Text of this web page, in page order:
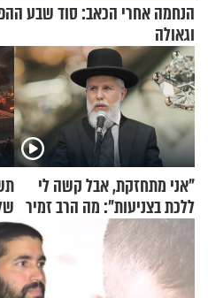
הנחמה אחרי הכאב: סוד שבע
וגאולה
"אני מתחזקת, אבל קשה לי
ללכת בצניעות": מה הרב זמיר
כהן המליץ לה לעשות?